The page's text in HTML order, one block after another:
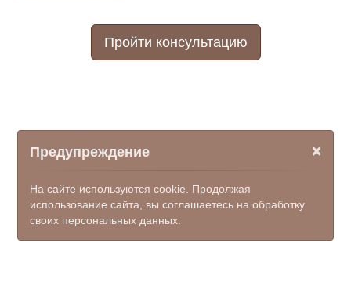
Пройти консультацию
×
Предупреждение
На сайте используются cookie. Продолжая
использование сайта, вы соглашаетесь на обработку
своих персональных данных.